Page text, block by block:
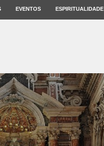
EVENTOS ESPIRITUALIDADE